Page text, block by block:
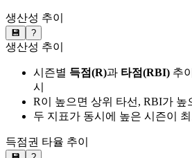
생산성 추이
💾 ?
생산성 추이
시즌별 득점(R)과 타점(RBI) 추
시
R이 높으면 상위 타선, RBI가 높
두 지표가 동시에 높은 시즌이
득점권 타율 추이